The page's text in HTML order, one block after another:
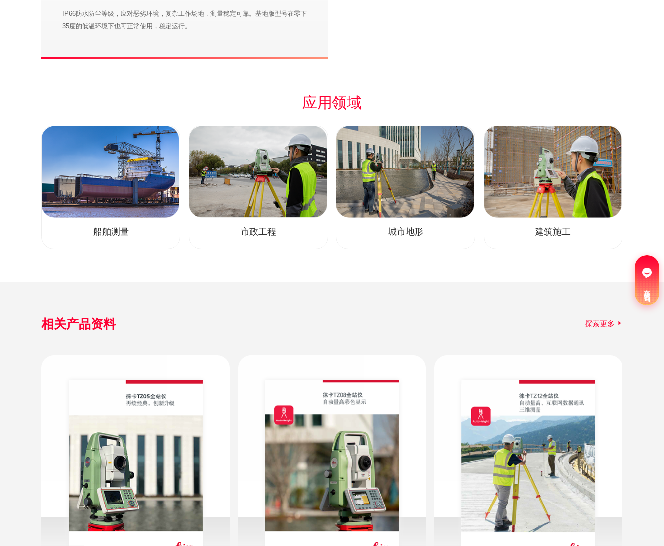
IP66防水防尘等级，应对恶劣环境，复杂工作场地，测量稳定可靠。基地版型号在零下
35度的低温环境下也可正常使用，稳定运行。
应用领域
船舶测量 市政工程 城市地形 建筑施工
相关产品资料 探索更多
在线咨询